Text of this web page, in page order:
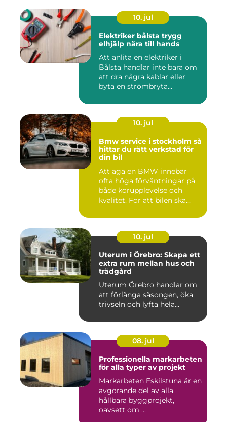
10. jul
Elektriker bålsta trygg
elhjälp nära till hands
Att anlita en elektriker i
Bålsta handlar inte bara om
att dra några kablar eller
byta en strömbryta...
10. jul
Bmw service i stockholm så
hittar du rätt verkstad för
din bil
Att äga en BMW innebär
ofta höga förväntningar på
både körupplevelse och
kvalitet. För att bilen ska...
10. jul
Uterum i Örebro: Skapa ett
extra rum mellan hus och
trädgård
Uterum Örebro handlar om
att förlänga säsongen, öka
trivseln och lyfta hela...
08. jul
Professionella markarbeten
för alla typer av projekt
Markarbeten Eskilstuna är en
avgörande del av alla
hållbara byggprojekt,
oavsett om ...